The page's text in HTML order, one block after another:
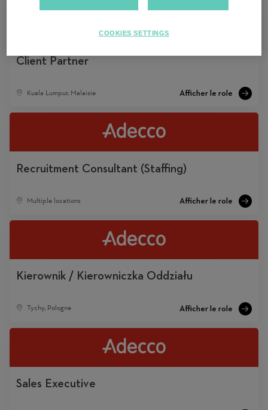
Client Partner
Kuala Lumpur, Malaisie
Recruitment Consultant (Staffing)
Multiple locations
Kierownik / Kierowniczka Oddziału
Tychy, Pologne
Sales Executive
COOKIES SETTINGS